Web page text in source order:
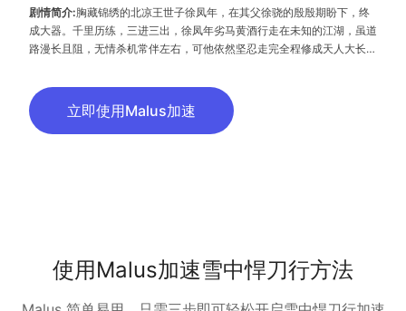
剧情简介:胸藏锦绣的北凉王世子徐凤年，在其父徐骁的殷殷期盼下，终
成大器。千里历练，三进三出，徐凤年劣马黄酒行走在未知的江湖，虽道
路漫长且阻，无情杀机常伴左右，可他依然坚忍走完全程修成天人大长生
提高自身的武术修为，还收拢众多江湖人士。最终成为北凉王。时值北莽
入侵、中原起烽烟，行走江湖归来的徐凤年带领北凉铁骑抗击北莽，在朝
廷算计下，北凉三十万铁骑死伤大半依旧惨胜，三十万墓碑历历在目，最
立即使用Malus加速
使用Malus加速雪中悍刀行方法